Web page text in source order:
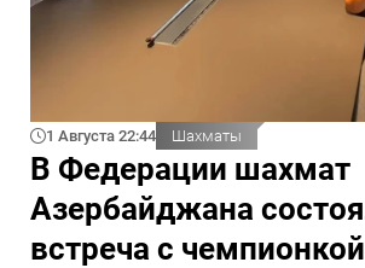
1 Августа 22:44 Шахматы
В Федерации шахмат
Азербайджана
встреча с